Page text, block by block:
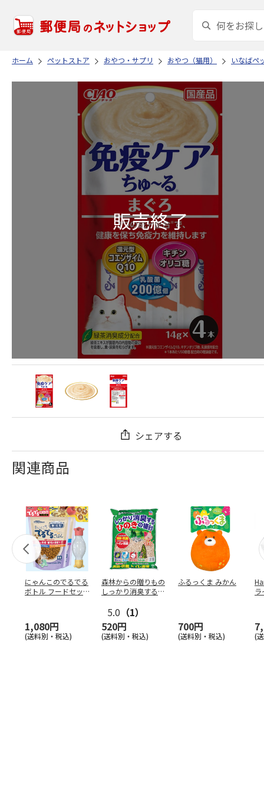
ホーム ペットストア おやつ・サプリ おやつ（猫用） いなばペ
シェアする
関連商品
にゃんこのでるでる
ボトル フードセッ
1,080円
(送料別・税込)
森林からの贈りもの
しっかり消臭するひ
5.0 （1）
520円
(送料別・税込)
ふるっくま みかん
700円
(送料別・税込)
ラ
(